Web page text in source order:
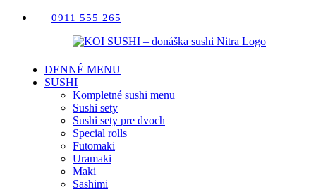
Skip
0911 555 265
DENNÉ MENU
SUSHI
Kompletné sushi menu
Sushi sety
Sushi sety pre dvoch
Special rolls
Futomaki
Uramaki
Maki
Sashimi